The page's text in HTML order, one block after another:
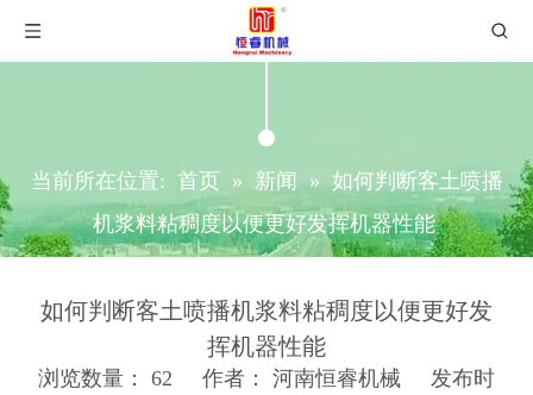
当前所在位置: 首页 » 新闻 » 如何判断客土喷播
机浆料粘稠度以便更好发挥机器性能
如何判断客土喷播机浆料粘稠度以便更好发
挥机器性能
浏览数量： 62 作者： 河南恒睿机械 发布时